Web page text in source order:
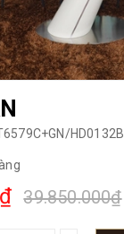
HD0132B
39.850.000₫